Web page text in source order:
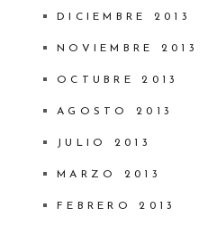
DICIEMBRE 2013
NOVIEMBRE 2013
OCTUBRE 2013
AGOSTO 2013
JULIO 2013
MARZO 2013
FEBRERO 2013